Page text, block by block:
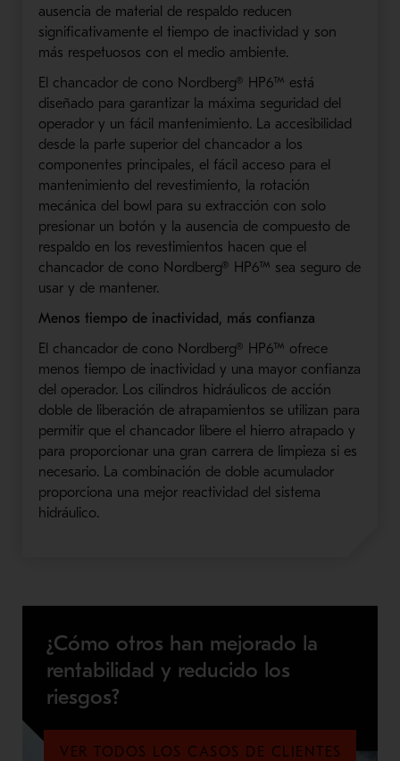
ausencia de material de respaldo reducen
significativamente el tiempo de inactividad y son
más respetuosos con el medio ambiente.
El chancador de cono Nordberg® HP6™ está
diseñado para garantizar la máxima seguridad del
operador y un fácil mantenimiento. La accesibilidad
desde la parte superior del chancador a los
componentes principales, el fácil acceso para el
mantenimiento del revestimiento, la rotación
mecánica del bowl para su extracción con solo
presionar un botón y la ausencia de compuesto de
respaldo en los revestimientos hacen que el
chancador de cono Nordberg® HP6™ sea seguro de
usar y de mantener.
Menos tiempo de inactividad, más confianza
El chancador de cono Nordberg® HP6™ ofrece
menos tiempo de inactividad y una mayor confianza
del operador. Los cilindros hidráulicos de acción
doble de liberación de atrapamientos se utilizan para
permitir que el chancador libere el hierro atrapado y
para proporcionar una gran carrera de limpieza si es
necesario. La combinación de doble acumulador
proporciona una mejor reactividad del sistema
hidráulico.
¿Cómo otros han mejorado la
rentabilidad y reducido los
riesgos?
VER TODOS LOS CASOS DE CLIENTES